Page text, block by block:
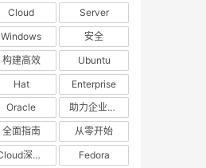
Cloud
Server
Windows
安全
构建高效
Ubuntu
Hat
Enterprise
Oracle
助力企业数字化转型
全面指南
从零开始
Cloud深度解析
Fedora